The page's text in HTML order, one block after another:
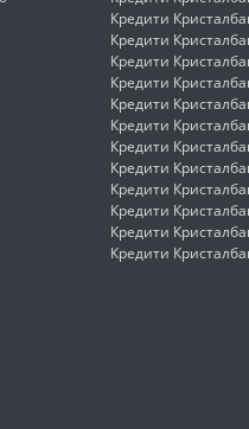
Кредити
Кредити
Кредити
Кредити
Кредити
Кредити
Кредити
Кредити
Кредити
Кредити
Кредити
Кредити